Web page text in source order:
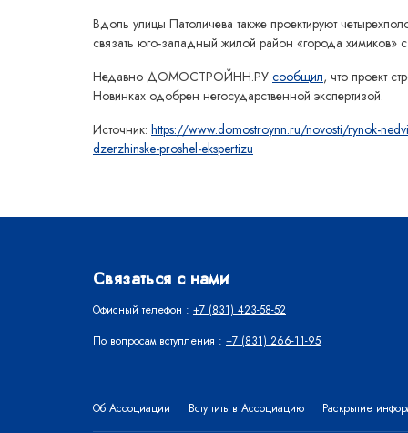
Вдоль улицы Патоличева также проектируют
связать юго-западный жилой район «города химиков»
Недавно ДОМОСТРОЙНН.РУ сообщил, что проект
Новинках одобрен негосударственной экспертизой.
Источник: https://www.domostroynn.ru/novosti/rynok-
dzerzhinske-proshel-ekspertizu
Связаться с нами
Офисный телефон : +7 (831) 423-58-52
По вопросам вступления : +7 (831) 266-11-95
Об Ассоциации Вступить в Ассоциацию Раскрытие